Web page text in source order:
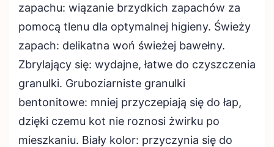
zapachu: wiązanie brzydkich zapachów za
pomocą tlenu dla optymalnej higieny. Świeży
zapach: delikatna woń świeżej bawełny.
Zbrylający się: wydajne, łatwe do czyszczenia
granulki. Gruboziarniste granulki
bentonitowe: mniej przyczepiają się do łap,
dzięki czemu kot nie roznosi żwirku po
mieszkaniu. Biały kolor: przyczynia się do